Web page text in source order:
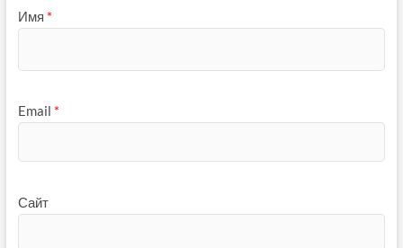
Имя *
Email *
Сайт